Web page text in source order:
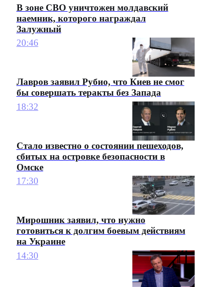
В зоне СВО уничтожен молдавский
наемник, которого награждал
Залужный
20:46
Лавров заявил Рубио, что Киев не смог
бы совершать теракты без Запада
18:32
Стало известно о состоянии пешеходов,
сбитых на островке безопасности в
Омске
17:30
Мирошник заявил, что нужно
готовиться к долгим боевым действиям
на Украине
14:30